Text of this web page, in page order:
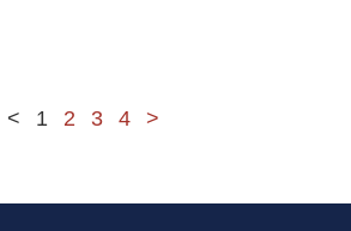
< 1 2 3 4 >